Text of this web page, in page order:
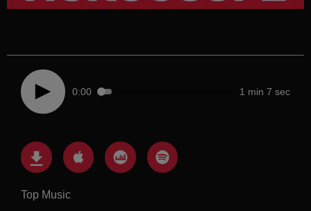
0:00 1 min 7 sec
Top Music